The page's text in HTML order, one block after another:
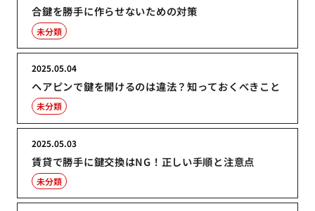
合鍵を勝手に作らせないための対策
未分類
ヘアピンで鍵を開けるのは違法？知っておくべきこと
2025.05.04
未分類
賃貸で勝手に鍵交換はNG！正しい手順と注意点
2025.05.03
未分類